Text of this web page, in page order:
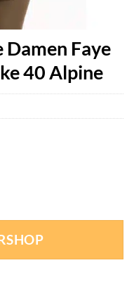
Damen Faye
40 Alpine